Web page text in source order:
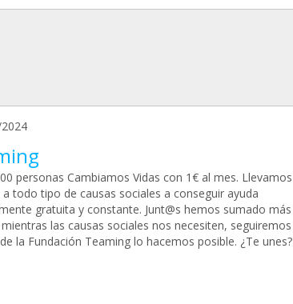
personas Cambiamos Vidas con 1€ al mes. Llevamos
todo tipo de causas sociales a conseguir ayuda
gratuita y constante. Junt@s hemos sumado más
las causas sociales nos necesiten, seguiremos
la Fundación Teaming lo hacemos posible. ¿Te unes?